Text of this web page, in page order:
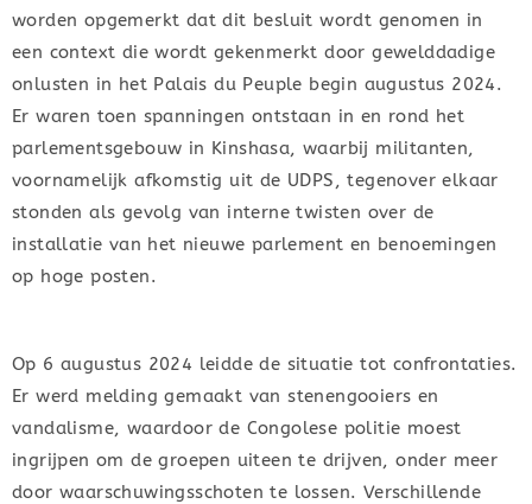
worden opgemerkt dat dit besluit wordt genomen in
een context die wordt gekenmerkt door gewelddadige
onlusten in het Palais du Peuple begin augustus 2024.
Er waren toen spanningen ontstaan in en rond het
parlementsgebouw in Kinshasa, waarbij militanten,
voornamelijk afkomstig uit de UDPS, tegenover elkaar
stonden als gevolg van interne twisten over de
installatie van het nieuwe parlement en benoemingen
op hoge posten.
Op 6 augustus 2024 leidde de situatie tot confrontaties.
Er werd melding gemaakt van stenengooiers en
vandalisme, waardoor de Congolese politie moest
ingrijpen om de groepen uiteen te drijven, onder meer
door waarschuwingsschoten te lossen. Verschillende